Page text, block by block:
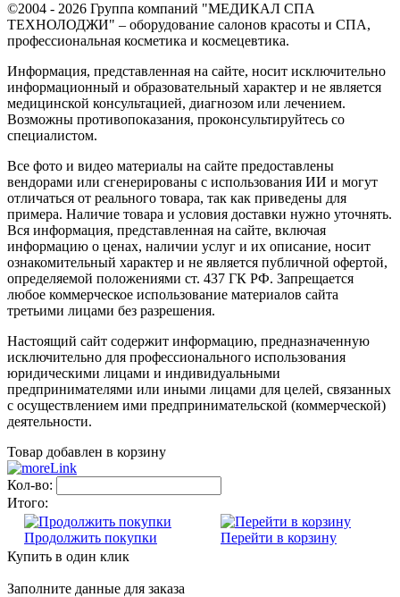
©2004 - 2026 Группа компаний "МЕДИКАЛ СПА
ТЕХНОЛОДЖИ" – оборудование салонов красоты и СПА,
профессиональная косметика и космецевтика.
Информация, представленная на сайте, носит исключительно
информационный и образовательный характер и не является
медицинской консультацией, диагнозом или лечением.
Возможны противопоказания, проконсультируйтесь со
специалистом.
Все фото и видео материалы на сайте предоставлены
вендорами или сгенерированы с использования ИИ и могут
отличаться от реального товара, так как приведены для
примера. Наличие товара и условия доставки нужно уточнять.
Вся информация, представленная на сайте, включая
информацию о ценах, наличии услуг и их описание, носит
ознакомительный характер и не является публичной офертой,
определяемой положениями ст. 437 ГК РФ. Запрещается
любое коммерческое использование материалов сайта
третьими лицами без разрешения.
Настоящий сайт содержит информацию, предназначенную
исключительно для профессионального использования
юридическими лицами и индивидуальными
предпринимателями или иными лицами для целей, связанных
с осуществлением ими предпринимательской (коммерческой)
деятельности.
Товар добавлен в корзину
Кол-во:
Итого:
Продолжить покупки
Перейти в корзину
Купить в один клик
Заполните данные для заказа